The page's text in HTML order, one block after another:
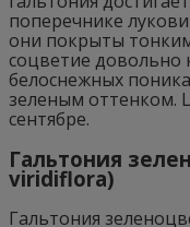
поперечнике
они покрыты
соцветие довольно
белоснежных
зеленым оттенком.
сентябре.
Гальтония
viridiflora)
Гальтония